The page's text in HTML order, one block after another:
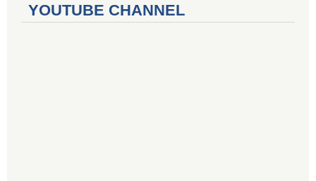
YOUTUBE CHANNEL